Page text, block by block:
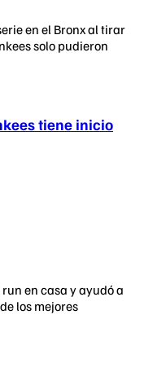
en el Bronx al tirar
solo pudieron
tiene inicio
en casa y ayudó a
los mejores